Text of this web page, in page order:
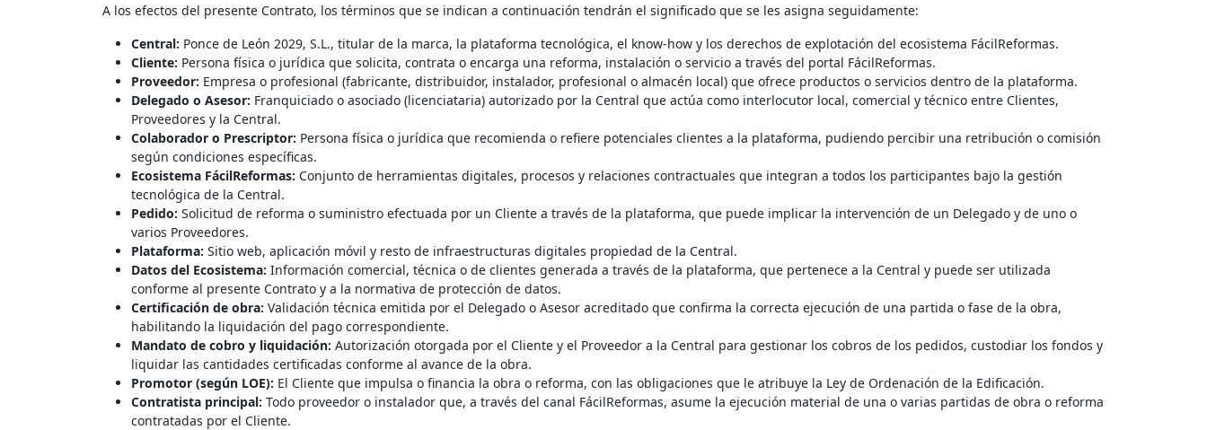
A los efectos del presente Contrato, los términos que se indican a continuación tendrán el significado que se les asigna seguidamente:
Central: Ponce de León 2029, S.L., titular de la marca, la plataforma tecnológica, el know-how y los derechos de explotación del ecosistema FácilReformas.
Cliente: Persona física o jurídica que solicita, contrata o encarga una reforma, instalación o servicio a través del portal FácilReformas.
Proveedor: Empresa o profesional (fabricante, distribuidor, instalador, profesional o almacén local) que ofrece productos o servicios dentro de la plataforma.
Delegado o Asesor: Franquiciado o asociado (licenciataria) autorizado por la Central que actúa como interlocutor local, comercial y técnico entre Clientes,
Proveedores y la Central.
Colaborador o Prescriptor: Persona física o jurídica que recomienda o refiere potenciales clientes a la plataforma, pudiendo percibir una retribución o comisión
según condiciones específicas.
Ecosistema FácilReformas: Conjunto de herramientas digitales, procesos y relaciones contractuales que integran a todos los participantes bajo la gestión
tecnológica de la Central.
Pedido: Solicitud de reforma o suministro efectuada por un Cliente a través de la plataforma, que puede implicar la intervención de un Delegado y de uno o
varios Proveedores.
Plataforma: Sitio web, aplicación móvil y resto de infraestructuras digitales propiedad de la Central.
Datos del Ecosistema: Información comercial, técnica o de clientes generada a través de la plataforma, que pertenece a la Central y puede ser utilizada
conforme al presente Contrato y a la normativa de protección de datos.
Certificación de obra: Validación técnica emitida por el Delegado o Asesor acreditado que confirma la correcta ejecución de una partida o fase de la obra,
habilitando la liquidación del pago correspondiente.
Mandato de cobro y liquidación: Autorización otorgada por el Cliente y el Proveedor a la Central para gestionar los cobros de los pedidos, custodiar los fondos y
liquidar las cantidades certificadas conforme al avance de la obra.
Promotor (según LOE): El Cliente que impulsa o financia la obra o reforma, con las obligaciones que le atribuye la Ley de Ordenación de la Edificación.
Contratista principal: Todo proveedor o instalador que, a través del canal FácilReformas, asume la ejecución material de una o varias partidas de obra o reforma
contratadas por el Cliente.